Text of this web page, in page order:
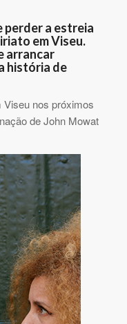
perder a estreia
em Viseu.
arrancar
história de
Viseu nos próximos
de John Mowat